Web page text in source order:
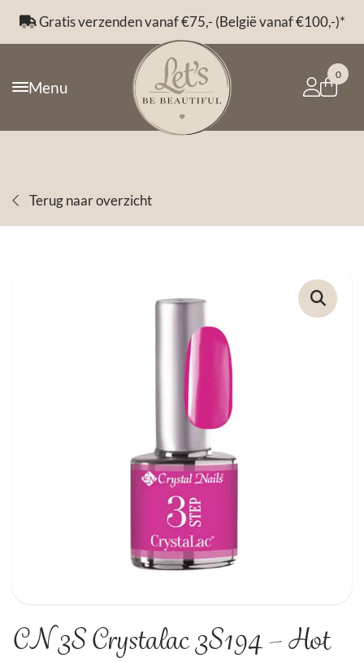
Gratis verzenden vanaf €75,- (België vanaf €100,-)*
Menu
0
Terug naar overzicht
CN 3S Crystalac 3S194 – Hot